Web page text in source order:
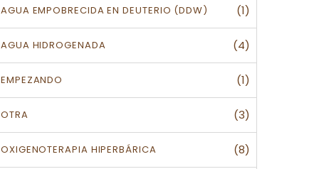
AGUA EMPOBRECIDA EN DEUTERIO (DDW) (1)
AGUA HIDROGENADA (4)
EMPEZANDO (1)
OTRA (3)
OXIGENOTERAPIA HIPERBÁRICA (8)